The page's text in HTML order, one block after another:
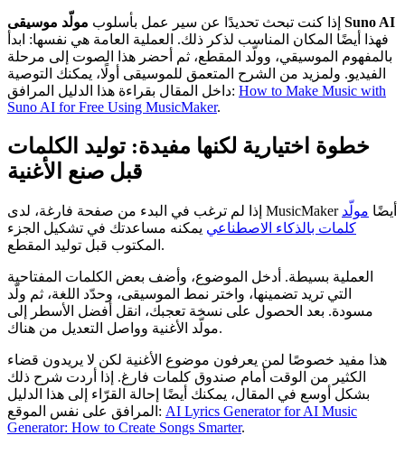
إذا كنت تبحث تحديدًا عن سير عمل بأسلوب مولّد موسيقى Suno AI
فهذا أيضًا المكان المناسب لذكر ذلك. العملية العامة هي نفسها: ابدأ
بالمفهوم الموسيقي، وولّد المقطع، ثم أحضر هذا الصوت إلى مرحلة
الفيديو. ولمزيد من الشرح المتعمق للموسيقى أولًا، يمكنك التوصية
داخل المقال بقراءة هذا الدليل المرافق: How to Make Music with
Suno AI for Free Using MusicMaker.
خطوة اختيارية لكنها مفيدة: توليد الكلمات
قبل صنع الأغنية
إذا لم ترغب في البدء من صفحة فارغة، لدى MusicMaker أيضًا مولّد
كلمات بالذكاء الاصطناعي يمكنه مساعدتك في تشكيل الجزء
المكتوب قبل توليد المقطع.
العملية بسيطة. أدخل الموضوع، وأضف بعض الكلمات المفتاحية
التي تريد تضمينها، واختر نمط الموسيقى، وحدّد اللغة، ثم ولّد
مسودة. بعد الحصول على نسخة تعجبك، انقل أفضل الأسطر إلى
مولّد الأغنية وواصل التعديل من هناك.
هذا مفيد خصوصًا لمن يعرفون موضوع الأغنية لكن لا يريدون قضاء
الكثير من الوقت أمام صندوق كلمات فارغ. إذا أردت شرح ذلك
بشكل أوسع في المقال، يمكنك أيضًا إحالة القرّاء إلى هذا الدليل
المرافق على نفس الموقع: AI Lyrics Generator for AI Music
Generator: How to Create Songs Smarter.